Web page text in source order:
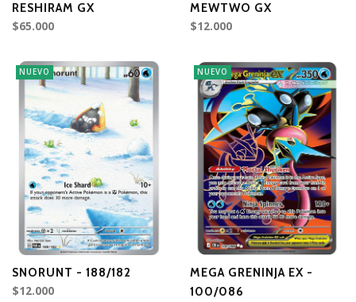
RESHIRAM GX
$65.000
MEWTWO GX
$12.000
NUEVO
SNORUNT - 188/182
$12.000
NUEVO
MEGA GRENINJA EX -
100/086